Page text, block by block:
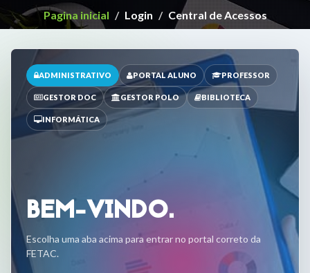
Pagina inicial Login Central de Acessos
ADMINISTRATIVO PORTAL ALUNO PROFESSOR
GESTOR DOC GESTOR POLO BIBLIOTECA
INFORMÁTICA
BEM-VINDO.
Escolha uma aba acima para entrar no portal correto da
FETAC.